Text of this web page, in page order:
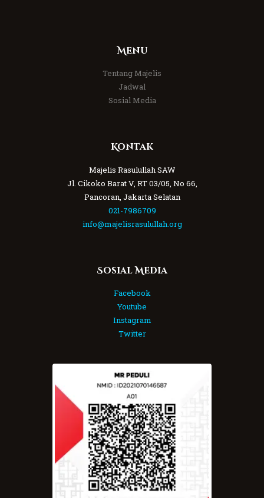
Menu
Tentang Majelis
Jadwal
Sosial Media
Kontak
Majelis Rasulullah SAW
Jl. Cikoko Barat V, RT 03/05, No 66,
Pancoran, Jakarta Selatan
021-7986709
info@majelisrasulullah.org
Sosial Media
Facebook
Youtube
Instagram
Twitter